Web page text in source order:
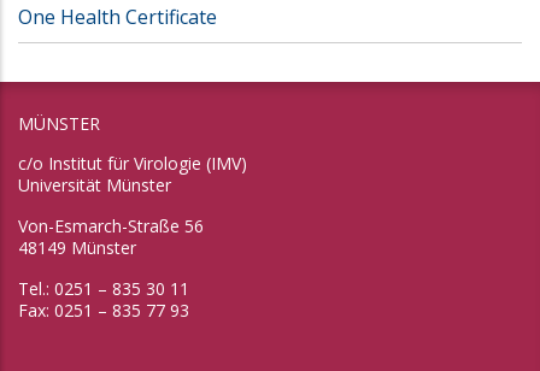
One Health Certificate
MÜNSTER
c/o Institut für Virologie (IMV)
Universität Münster
Von-Esmarch-Straße 56
48149 Münster
Tel.: 0251 – 835 30 11
Fax: 0251 – 835 77 93